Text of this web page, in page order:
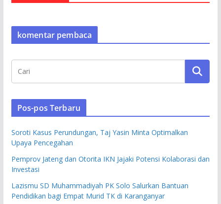
komentar pembaca
Pos-pos Terbaru
Soroti Kasus Perundungan, Taj Yasin Minta Optimalkan
Upaya Pencegahan
Pemprov Jateng dan Otorita IKN Jajaki Potensi Kolaborasi dan
Investasi
Lazismu SD Muhammadiyah PK Solo Salurkan Bantuan
Pendidikan bagi Empat Murid TK di Karanganyar